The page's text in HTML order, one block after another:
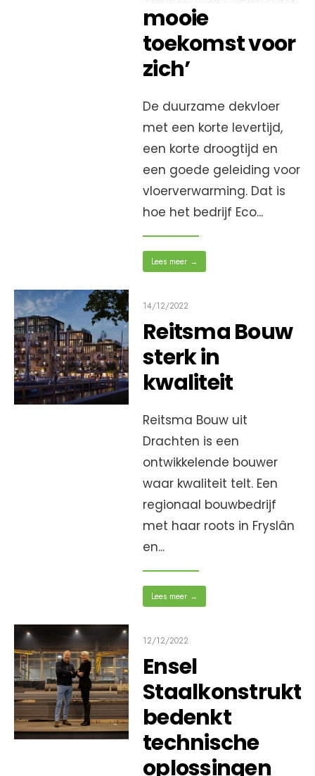
mooie
toekomst voor
zich’
De duurzame dekvloer
met een korte levertijd,
een korte droogtijd en
een goede geleiding voor
vloerverwarming. Dat is
hoe het bedrijf Eco...
Lees meer →
14/12/2022
Reitsma Bouw
sterk in
kwaliteit
Reitsma Bouw uit
Drachten is een
ontwikkelende bouwer
waar kwaliteit telt. Een
regionaal bouwbedrijf
met haar roots in Fryslân
en...
Lees meer →
12/12/2022
Ensel
bedenkt
technische
oplossingen